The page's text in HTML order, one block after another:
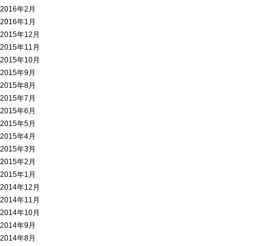
2016年2月
2016年1月
2015年12月
2015年11月
2015年10月
2015年9月
2015年8月
2015年7月
2015年6月
2015年5月
2015年4月
2015年3月
2015年2月
2015年1月
2014年12月
2014年11月
2014年10月
2014年9月
2014年8月